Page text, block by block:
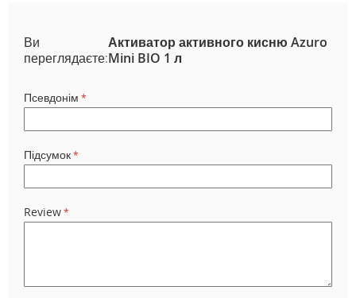
Ви
переглядаєте:
Активатор активного кисню Azuro
Mini BIO 1 л
Псевдонім
Підсумок
Review